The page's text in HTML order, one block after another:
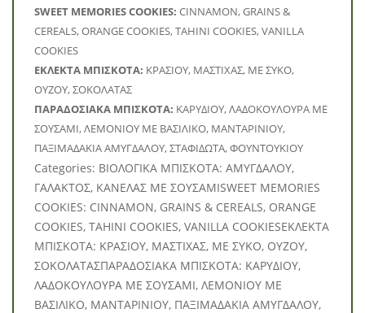
SWEET MEMORIES COOKIES: CINNAMON, GRAINS &
CEREALS, ORANGE COOKIES, TAHINI COOKIES, VANILLA
COOKIES
ΕΚΛΕΚΤΑ ΜΠΙΣΚΟΤΑ: ΚΡΑΣΙΟΥ, ΜΑΣΤΙΧΑΣ, ΜΕ ΣΥΚΟ,
ΟΥΖΟΥ, ΣΟΚΟΛΑΤΑΣ
ΠΑΡΑΔΟΣΙΑΚΑ ΜΠΙΣΚΟΤΑ: ΚΑΡΥΔΙΟΥ, ΛΑΔΟΚΟΥΛΟΥΡΑ ΜΕ
ΣΟΥΣΑΜΙ, ΛΕΜΟΝΙΟΥ ΜΕ ΒΑΣΙΛΙΚΟ, ΜΑΝΤΑΡΙΝΙΟΥ,
ΠΑΞΙΜΑΔΑΚΙΑ ΑΜΥΓΔΑΛΟΥ, ΣΤΑΦΙΔΩΤΑ, ΦΟΥΝΤΟΥΚΙΟΥ
Categories: BΙΟΛΟΓΙΚΑ ΜΠΙΣΚΟΤΑ: ΑΜΥΓΔΑΛΟΥ,
ΓΑΛΑΚΤΟΣ, ΚΑΝΕΛΑΣ ΜΕ ΣΟΥΣΑΜΙSWEET MEMORIES
COOKIES: CINNAMON, GRAINS & CEREALS, ORANGE
COOKIES, TAHINI COOKIES, VANILLA COOKIESΕΚΛΕΚΤΑ
ΜΠΙΣΚΟΤΑ: ΚΡΑΣΙΟΥ, ΜΑΣΤΙΧΑΣ, ΜΕ ΣΥΚΟ, ΟΥΖΟΥ,
ΣΟΚΟΛΑΤΑΣΠΑΡΑΔΟΣΙΑΚΑ ΜΠΙΣΚΟΤΑ: ΚΑΡΥΔΙΟΥ,
ΛΑΔΟΚΟΥΛΟΥΡΑ ΜΕ ΣΟΥΣΑΜΙ, ΛΕΜΟΝΙΟΥ ΜΕ
ΒΑΣΙΛΙΚΟ, ΜΑΝΤΑΡΙΝΙΟΥ, ΠΑΞΙΜΑΔΑΚΙΑ ΑΜΥΓΔΑΛΟΥ,